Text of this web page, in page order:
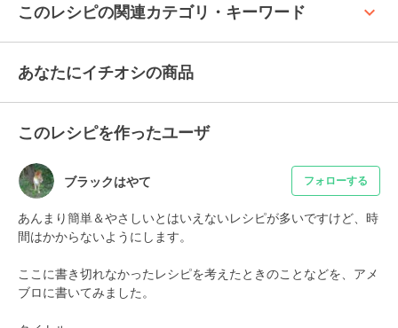
このレシピの関連カテゴリ・キーワード keyboard_arrow_up
あなたにイチオシの商品
このレシピを作ったユーザ
ブラックはやて フォローする
あんまり簡単＆やさしいとはいえないレシピが多いですけど、時
間はかからないようにします。
ここに書き切れなかったレシピを考えたときのことなどを、アメ
ブロに書いてみました。